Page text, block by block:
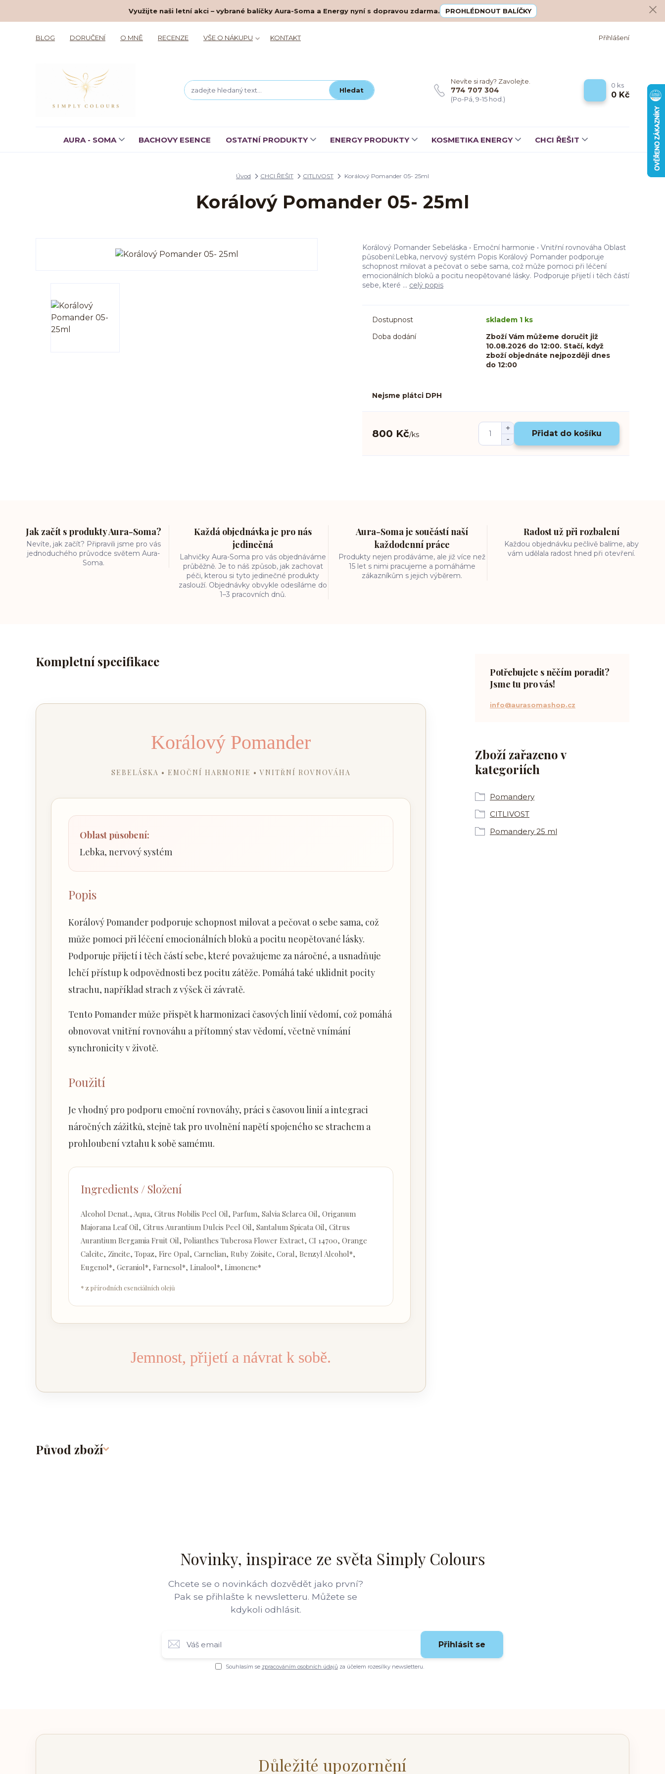
Využijte naši letní akci – vybrané balíčky Aura-Soma a Energy nyní s dopravou zdarma. PROHLÉDNOUT BALÍČKY
BLOG DORUČENÍ O MNĚ RECENZE VŠE O NÁKUPU KONTAKT Přihlášení
Hledat
Nevíte si rady? Zavolejte.
774 707 304
(Po-Pá, 9-15 hod.)
0 ks
0 Kč
AURA - SOMA BACHOVY ESENCE OSTATNÍ PRODUKTY ENERGY PRODUKTY KOSMETIKA ENERGY CHCI ŘEŠIT
Úvod CHCI ŘEŠIT CITLIVOST Korálový Pomander 05- 25ml
Korálový Pomander 05- 25ml
Korálový Pomander Sebeláska • Emoční harmonie • Vnitřní rovnováha Oblast
působení:Lebka, nervový systém Popis Korálový Pomander podporuje
schopnost milovat a pečovat o sebe sama, což může pomoci při léčení
emocionálních bloků a pocitu neopětované lásky. Podporuje přijetí i těch částí
sebe, které ... celý popis
Dostupnost
skladem 1 ks
Doba dodání
Zboží Vám můžeme doručit již
10.08.2026 do 12:00. Stačí, když
zboží objednáte nejpozději dnes
do 12:00
Nejsme plátci DPH
800 Kč/ks Přidat do košíku
Jak začít s produkty Aura-Soma?
Nevíte, jak začít? Připravili jsme pro vás
jednoduchého průvodce světem Aura-
Soma.
Každá objednávka je pro nás
jedinečná
Lahvičky Aura-Soma pro vás objednáváme
průběžně. Je to náš způsob, jak zachovat
péči, kterou si tyto jedinečné produkty
zaslouží. Objednávky obvykle odesíláme do
1–3 pracovních dnů.
Aura-Soma je součástí naší
každodenní práce
Produkty nejen prodáváme, ale již více než
15 let s nimi pracujeme a pomáháme
zákazníkům s jejich výběrem.
Radost už při rozbalení
Každou objednávku pečlivě balíme, aby
vám udělala radost hned při otevření.
Kompletní specifikace
Korálový Pomander
SEBELÁSKA • EMOČNÍ HARMONIE • VNITŘNÍ ROVNOVÁHA
Oblast působení:
Lebka, nervový systém
Popis
Korálový Pomander podporuje schopnost milovat a pečovat o sebe sama, což
může pomoci při léčení emocionálních bloků a pocitu neopětované lásky.
Podporuje přijetí i těch částí sebe, které považujeme za náročné, a usnadňuje
lehčí přístup k odpovědnosti bez pocitu zátěže. Pomáhá také uklidnit pocity
strachu, například strach z výšek či závratě.
Tento Pomander může přispět k harmonizaci časových linií vědomí, což pomáhá
obnovovat vnitřní rovnováhu a přítomný stav vědomí, včetně vnímání
synchronicity v životě.
Použití
Je vhodný pro podporu emoční rovnováhy, práci s časovou linií a integraci
náročných zážitků, stejně tak pro uvolnění napětí spojeného se strachem a
prohloubení vztahu k sobě samému.
Ingredients / Složení
Alcohol Denat., Aqua, Citrus Nobilis Peel Oil, Parfum, Salvia Sclarea Oil, Origanum
Majorana Leaf Oil, Citrus Aurantium Dulcis Peel Oil, Santalum Spicata Oil, Citrus
Aurantium Bergamia Fruit Oil, Polianthes Tuberosa Flower Extract, CI 14700, Orange
Calcite, Zincite, Topaz, Fire Opal, Carnelian, Ruby Zoisite, Coral, Benzyl Alcohol*,
Eugenol*, Geraniol*, Farnesol*, Linalool*, Limonene*
* z přírodních esenciálních olejů
Jemnost, přijetí a návrat k sobě.
Původ zboží
Zboží zařazeno v
kategoriích
Pomandery
CITLIVOST
Pomandery 25 ml
Potřebujete s něčím poradit?
Jsme tu pro vás!
info@aurasomashop.cz
Novinky, inspirace ze světa Simply Colours
Chcete se o novinkách dozvědět jako první?
Pak se přihlašte k newsletteru. Můžete se
kdykoli odhlásit.
Přihlásit se
Souhlasím se zpracováním osobních údajůza účelem rozesílky newsletteru.
Důležité upozornění